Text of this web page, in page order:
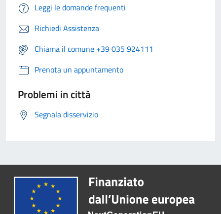
Leggi le domande frequenti
Richiedi Assistenza
Chiama il comune +39 035 924111
Prenota un appuntamento
Problemi in città
Segnala disservizio